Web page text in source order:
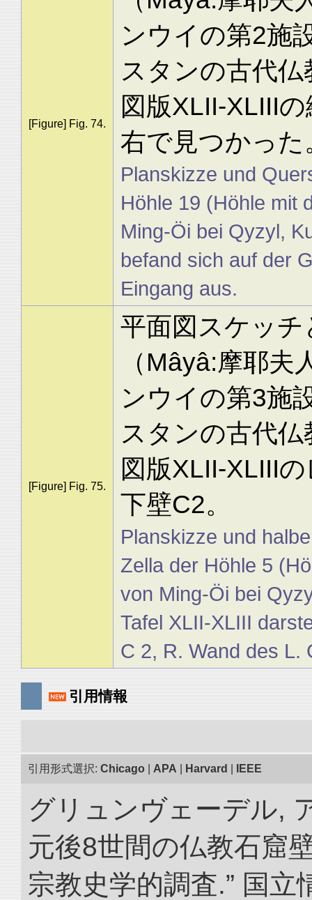
[Figure] Fig. 74.
ンウイの第2施
スタンの古代
図版XLII-XLIII
右で見つかった
Planskizze und
Höhle 19 (Höhle mit
Ming-Öi bei Qyzyl,
befand sich auf der
Eingang aus.
[Figure] Fig. 75.
平面図スケッ
（Mâyâ:摩耶
ンウイの第3施
スタンの古代
図版XLII-XLIII
下壁C2。
Planskizze und
Zella der Höhle 5
von Ming-Öi bei
Tafel XLII-XLIII
C 2, R. Wand des L.
引用情報
引用形式選択: Chicago APA Harvard IEEE
グリュンヴェーデル,
元後8世間の仏教石窟
宗教史学的調査.” 国